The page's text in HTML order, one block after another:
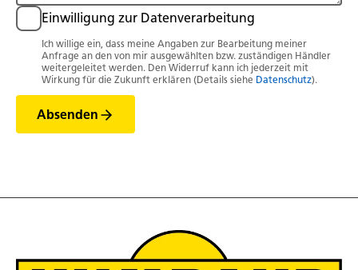
Einwilligung zur Datenverarbeitung
Ich willige ein, dass meine Angaben zur Bearbeitung meiner
Anfrage an den von mir ausgewählten bzw. zuständigen Händler
weitergeleitet werden. Den Widerruf kann ich jederzeit mit
Wirkung für die Zukunft erklären (Details siehe Datenschutz).
Absenden